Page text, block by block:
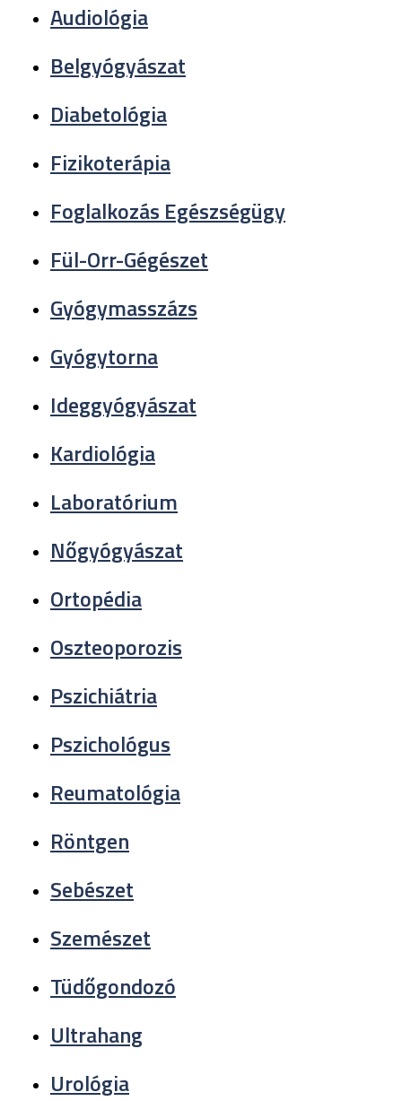
Audiológia
Belgyógyászat
Diabetológia
Fizikoterápia
Foglalkozás Egészségügy
Fül-Orr-Gégészet
Gyógymasszázs
Gyógytorna
Ideggyógyászat
Kardiológia
Laboratórium
Nőgyógyászat
Ortopédia
Oszteoporozis
Pszichiátria
Pszichológus
Reumatológia
Röntgen
Sebészet
Szemészet
Tüdőgondozó
Ultrahang
Urológia